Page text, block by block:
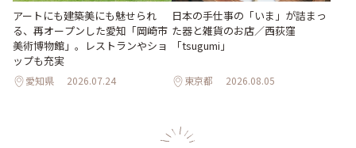
アートにも建築美にも魅せられ
る、再オープンした愛知「岡崎市
美術博物館」。レストランやショ
ップも充実
愛知県 2026.07.24
日本の手仕事の「いま」が詰まっ
た器と雑貨のお店／西荻窪
「tsugumi」
東京都 2026.08.05